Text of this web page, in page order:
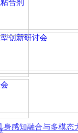
身感知融合与多模态